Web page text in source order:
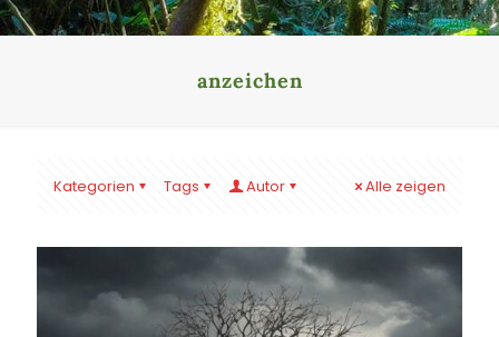
anzeichen
Kategorien Tags Autor Alle zeigen